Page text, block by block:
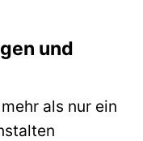
und
als nur ein